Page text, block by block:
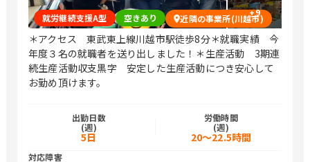
+9
就労継続支援A型 空きあり 近隣の事業所(川越市)
＊アクセス 東武東上線川越市駅徒歩8分＊就職実績 今
年度３名の就職者を送り出しました！＊生産活動 3期連
続生産活動収支黒字 安定した生産活動につき安心して
お勤め頂けます。
出勤日数
(週)
5日
労働時間
(週)
20〜22.5時間
対応障害